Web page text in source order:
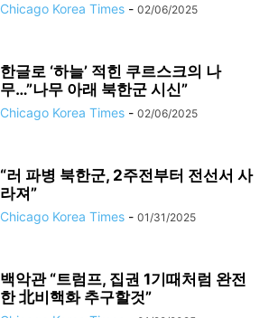
Chicago Korea Times - 02/06/2025
한글로 ‘하늘’ 적힌 쿠르스크의 나
무…”나무 아래 북한군 시신”
Chicago Korea Times - 02/06/2025
“러 파병 북한군, 2주전부터 전선서 사
라져”
Chicago Korea Times - 01/31/2025
백악관 “트럼프, 집권 1기때처럼 완전
한 北비핵화 추구할것”